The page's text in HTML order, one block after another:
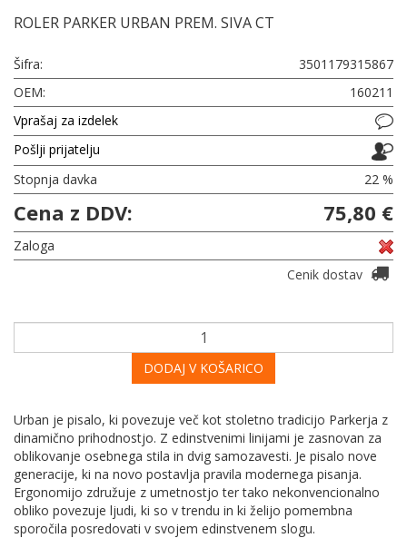
ROLER PARKER URBAN PREM. SIVA CT
Šifra:
3501179315867
OEM:
160211
Vprašaj za izdelek
Pošlji prijatelju
Stopnja davka
22 %
Cena z DDV: 75,80 €
Zaloga
Cenik dostav
DODAJ V KOŠARICO
Urban je pisalo, ki povezuje več kot stoletno tradicijo Parkerja z
dinamično prihodnostjo. Z edinstvenimi linijami je zasnovan za
oblikovanje osebnega stila in dvig samozavesti. Je pisalo nove
generacije, ki na novo postavlja pravila modernega pisanja.
Ergonomijo združuje z umetnostjo ter tako nekonvencionalno
obliko povezuje ljudi, ki so v trendu in ki želijo pomembna
sporočila posredovati v svojem edinstvenem slogu.